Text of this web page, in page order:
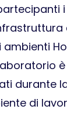
durante
di